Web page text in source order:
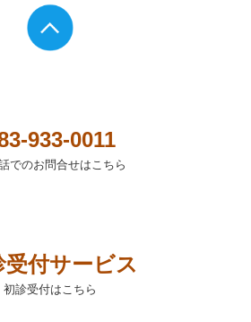
933-0011
でのお問合せはこちら
受付サービス
初診受付はこちら